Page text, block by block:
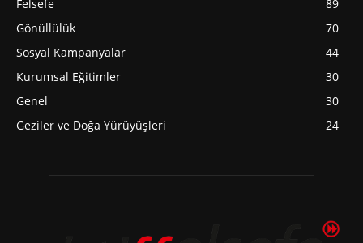
Felsefe
89
Gönüllülük
70
Sosyal Kampanyalar
44
Kurumsal Eğitimler
30
Genel
30
Geziler ve Doğa Yürüyüşleri
24